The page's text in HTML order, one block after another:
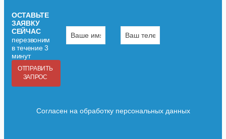
ОСТАВЬТЕ
ЗАЯВКУ
СЕЙЧАС
перезвоним
в течение 3
минут
ОТПРАВИТЬ
ЗАПРОС
Согласен на обработку персональных данных